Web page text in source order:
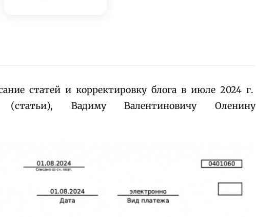
статей и корректировку блога в июле 2024 г.
Вадиму Валентиновичу Оленину